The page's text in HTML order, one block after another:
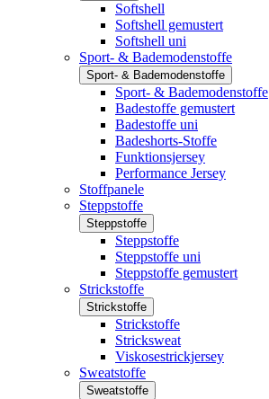
Softshell
Softshell gemustert
Softshell uni
Sport- & Bademodenstoffe
Sport- & Bademodenstoffe
Sport- & Bademodenstoffe
Badestoffe gemustert
Badestoffe uni
Badeshorts-Stoffe
Funktionsjersey
Performance Jersey
Stoffpanele
Steppstoffe
Steppstoffe
Steppstoffe
Steppstoffe uni
Steppstoffe gemustert
Strickstoffe
Strickstoffe
Strickstoffe
Stricksweat
Viskosestrickjersey
Sweatstoffe
Sweatstoffe